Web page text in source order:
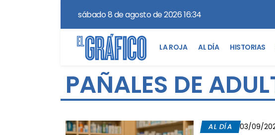
sábado 8 de agosto de 2026 16:34
LA ROJA AL DÍA HISTORIAS
PAÑALES DE
AL DÍA 03/09/